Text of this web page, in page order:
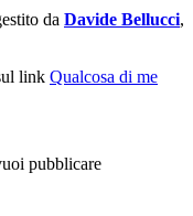
da Davide Bellucci,
link Qualcosa di me
pubblicare